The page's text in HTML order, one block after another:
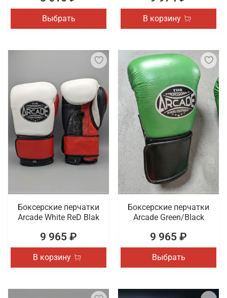
Выбрать В корзину
Боксерские перчатки
Arcade White ReD Blak
9 965 ₽
В корзину
Боксерские перчатки
Arcade Green/Black
9 965 ₽
Выбрать